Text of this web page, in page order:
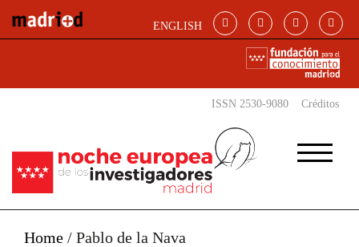
ENGLISH
ISSN 2530-9080 Créditos
Home / Pablo de la Nava